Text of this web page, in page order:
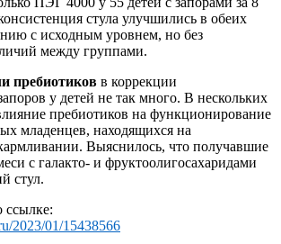
стула улучшились в обеих
с исходным уровнем, но без
между группами.
пребиотиков в коррекции
у детей не так много. В нескольких
пребиотиков на функционирование
младенцев, находящихся на
Выяснилось, что получавшие
с галакто- и фруктоолигосахаридами
стул.
ссылке:
2023/01/15438566